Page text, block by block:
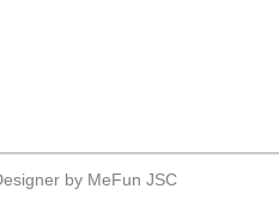
by MeFun JSC